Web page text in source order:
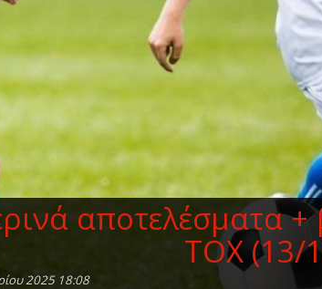
αποτελέσματα +
TOX (13/
2025 18:08